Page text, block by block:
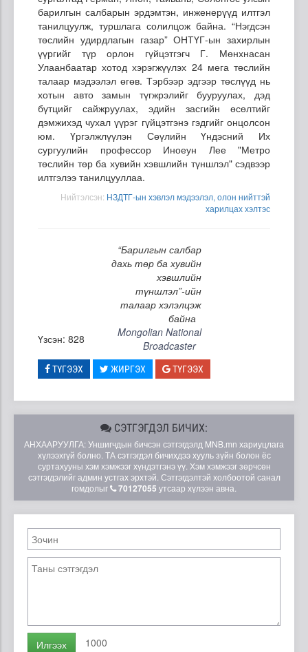
барилгын салбарын эрдэмтэн, инженерүүд илтгэл
танилцуулж, туршлага солилцож байна. “Нэгдсэн
төслийн удирдлагын газар” ОНТҮГ-ын захирлын
үүргийг түр орлон гүйцэтгэгч Г. Мөнхнасан
Улаанбаатар хотод хэрэгжүүлэх 24 мега төслийн
талаар мэдээлэл өгөв. Тэрбээр эдгээр төслүүд нь
хотын авто замын түгжрэлийг бууруулах, дэд
бүтцийг сайжруулах, эдийн засгийн өсөлтийг
дэмжихэд чухал үүрэг гүйцэтгэнэ гэдгийг онцолсон
юм. Үргэлжлүүлэн Сөүлийн Үндэсний Их
сургуулийн профессор Иноеун Лее "Метро
төслийн төр ба хувийн хэвшлийн түншлэл" сэдвээр
илтгэлээ танилцууллаа.
Нийтэлсэн: НЗДТГ-ын хэвлэл мэдээлэл, олон нийттэй
харилцах хэлтэс
“Барилгын салбар
дахь төр ба хувийн
хэвшлийн
түншлэл”-ийн
талаар хэлэлцэж
байна
Үзсэн: 828
Mongolian National
Broadcaster
ТҮГЭЭХ ЖИРГЭХ ТҮГЭЭХ
СЭТГЭГДЭЛ БИЧИХ:
АНХААРУУЛГА: Уншигчдын бичсэн сэтгэгдэлд MNB.mn хариуцлага
хүлээхгүй болно. ТА сэтгэгдэл бичихдээ хууль зүйн болон ёс
суртахууны хэм хэмжээг хүндэтгэнэ үү. Хэм хэмжээг зөрчсөн
сэтгэгдэлийг админ устгах эрхтэй. Сэтгэгдэлтэй холбоотой санал
гомдолыг
70127055 утсаар хүлээн авна.
Илгээх 1000